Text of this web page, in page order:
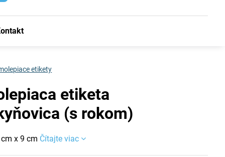
etikety
etiketa
(s rokom)
x 9 cm Čítajte viac